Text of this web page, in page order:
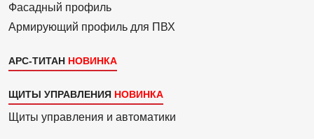
Фасадный профиль
Армиру­ю­щий профиль для ПВХ
АРС-ТИТАН
ЩИТЫ УПРАВЛЕНИЯ
Щиты управления и автоматики